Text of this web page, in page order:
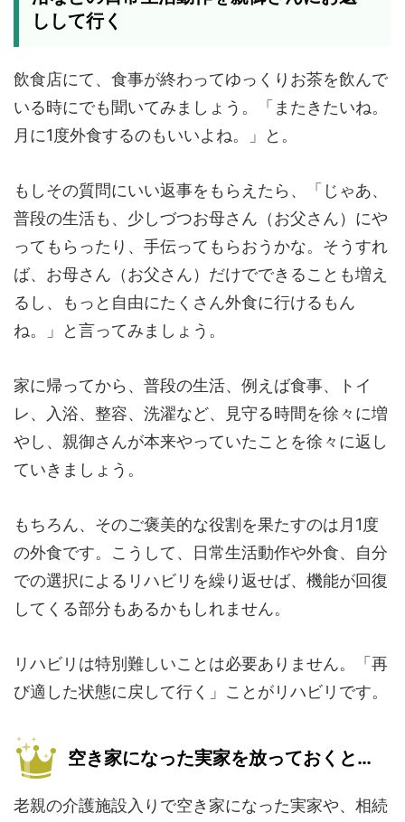
しして行く
飲食店にて、食事が終わってゆっくりお茶を飲んで
いる時にでも聞いてみましょう。「またきたいね。
月に1度外食するのもいいよね。」と。
もしその質問にいい返事をもらえたら、「じゃあ、
普段の生活も、少しづつお母さん（お父さん）にや
ってもらったり、手伝ってもらおうかな。そうすれ
ば、お母さん（お父さん）だけでできることも増え
るし、もっと自由にたくさん外食に行けるもん
ね。」と言ってみましょう。
家に帰ってから、普段の生活、例えば食事、トイ
レ、入浴、整容、洗濯など、見守る時間を徐々に増
やし、親御さんが本来やっていたことを徐々に返し
ていきましょう。
もちろん、そのご褒美的な役割を果たすのは月1度
の外食です。こうして、日常生活動作や外食、自分
での選択によるリハビリを繰り返せば、機能が回復
してくる部分もあるかもしれません。
リハビリは特別難しいことは必要ありません。「再
び適した状態に戻して行く」ことがリハビリです。
空き家になった実家を放っておくと…
老親の介護施設入りで空き家になった実家や、相続